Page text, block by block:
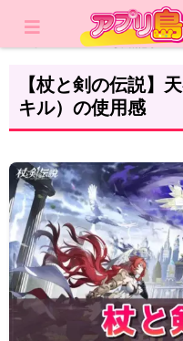
攻略記事
【杖と剣の伝説】
キル）の使用感